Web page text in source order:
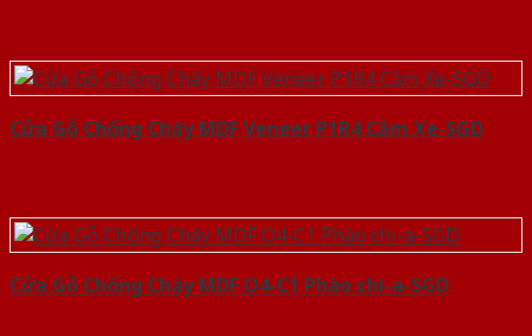
Cửa Gỗ Chống Cháy MDF Veneer P1R4 Căm Xe-SGD
Cửa Gỗ Chống Cháy MDF O4-C1 Phào chi-a-SGD